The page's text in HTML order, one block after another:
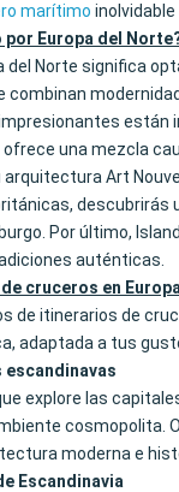
marítimo
Europa del
del Norte significa
combinan
están
ofrece una mezcla
arquitectura Art
Por último,
auténticas.
cruceros en
de itinerarios de
adaptada a tus
explore las
cosmopolita.
moderna e
Escandinavia